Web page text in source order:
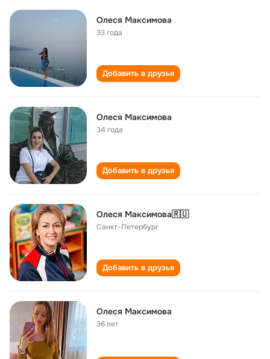
Олеся Максимова
33 года
Добавить в друзья
Олеся Максимова
34 года
Добавить в друзья
Олеся Максимова🇷🇺
Санкт-Петербург
Добавить в друзья
Олеся Максимова
36 лет